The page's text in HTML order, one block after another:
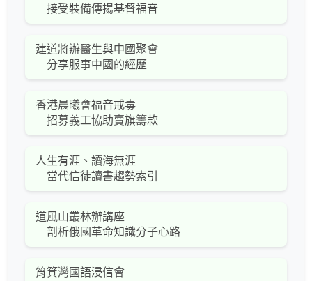
接受裝備傳揚基督福音
建道將辦醫生與中國聚會
分享服事中國的經歷
香港晨曦會福音戒毒
招募義工協助賣旗籌款
人生有涯、讀海無涯
當代信徒讀書趨勢索引
道風山叢林辦講座
剖析俄國革命知識分子心路
筲箕灣國語浸信會